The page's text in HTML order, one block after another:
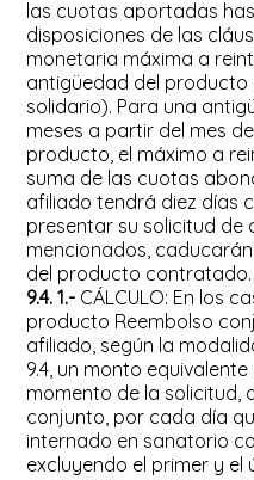
las cuotas aportadas
disposiciones de las
monetaria máxima a
antigüedad del
solidario). Para una
meses a partir del mes
producto, el máximo a
suma de las cuotas
afiliado tendrá diez días
presentar su solicitud de
mencionados,
del producto contratado.
9.4. 1.- CÁLCULO: En los
producto Reembolso
afiliado, según la
9.4, un monto
momento de la solicitud,
conjunto, por cada día
internado en sanatorio
excluyendo el primer y el